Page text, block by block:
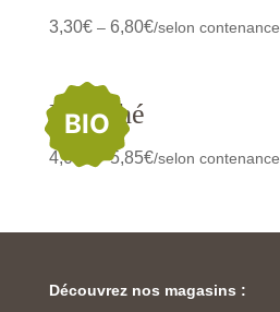
3,30€– 6,80€/selon contenance
BIO
Panaché
4,05 –5,85€/selon contenance
Découvrez nos magasins :